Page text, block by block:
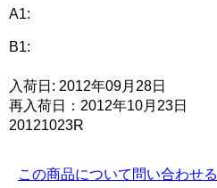
A1:
B1:
入荷日: 2012年09月28日
再入荷日：2012年10月23日
20121023R
この商品について問い合わせる